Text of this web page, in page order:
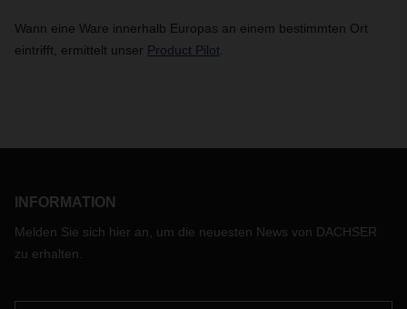
Wann eine Ware innerhalb Europas an einem bestimmten Ort
eintrifft, ermittelt unser Product Pilot
INFORMATION
Melden Sie sich hier an, um die neuesten News von DACHSER
zu erhalten.